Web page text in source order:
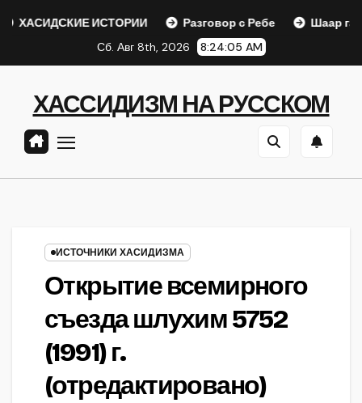
ИСТОРИИ Разговор с Ребе
Шаар гайихуд гл.
Сб. Авг 8th, 2026
8:24:06 AM
ХАССИДИЗМ НА РУССКОМ
ИСТОЧНИКИ ХАСИДИЗМА
Открытие всемирного
съезда шлухим 5752
(1991) г.
(отредактировано)